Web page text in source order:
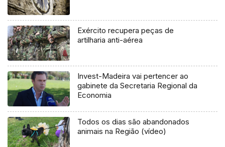
Exército recupera peças de
artilharia anti-aérea
Invest-Madeira vai pertencer ao
gabinete da Secretaria Regional da
Economia
Todos os dias são abandonados
animais na Região (vídeo)